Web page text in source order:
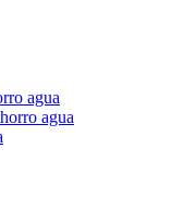
agua
agua